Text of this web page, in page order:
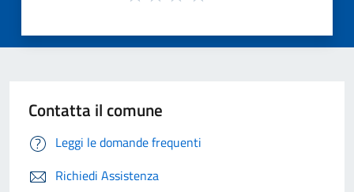
Contatta il comune
Leggi le domande frequenti
Richiedi Assistenza